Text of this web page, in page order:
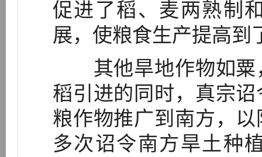
促进了稻、麦两熟制
展，使粮食生产提高到
其他旱地作物如粟
稻引进的同时，真宗
粮作物推广到南方，
多次诏令南方旱土种